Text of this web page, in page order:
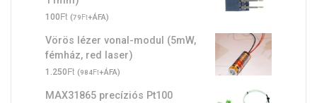
100Ft (79Ft+ÁFA)
Vörös lézer vonal-modul (5mW,
fémház, red laser)
1.250Ft (984Ft+ÁFA)
MAX31865 precíziós Pt100